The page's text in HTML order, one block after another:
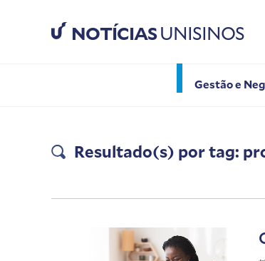
NOTÍCIASUNISINOS
Gestão e
Resultado(s) por tag: